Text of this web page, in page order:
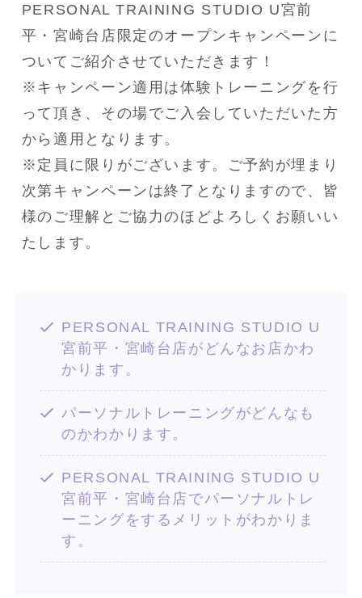
PERSONAL TRAINING STUDIO U宮前
平・宮崎台店限定のオープンキャンペーンに
ついてご紹介させていただきます！
※キャンペーン適用は体験トレーニングを行
って頂き、その場でご入会していただいた方
から適用となります。
※定員に限りがございます。ご予約が埋まり
次第キャンペーンは終了となりますので、皆
様のご理解とご協力のほどよろしくお願いい
たします。
PERSONAL TRAINING STUDIO U
宮前平・宮崎台店がどんなお店かわ
かります。
パーソナルトレーニングがどんなも
のかわかります。
PERSONAL TRAINING STUDIO U
宮前平・宮崎台店でパーソナルトレ
ーニングをするメリットがわかりま
す。